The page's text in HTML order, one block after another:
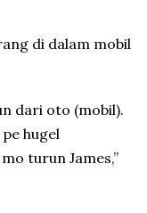
di dalam mobil
dari oto (mobil).
hugel
turun James,”